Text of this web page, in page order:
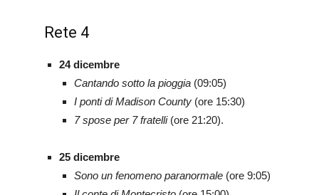
Rete 4
24 dicembre
Cantando sotto la pioggia (09:05)
I ponti di Madison County (ore 15:30)
7 spose per 7 fratelli(ore 21:20).
25 dicembre
Sono un fenomeno paranormale (ore 9:05)